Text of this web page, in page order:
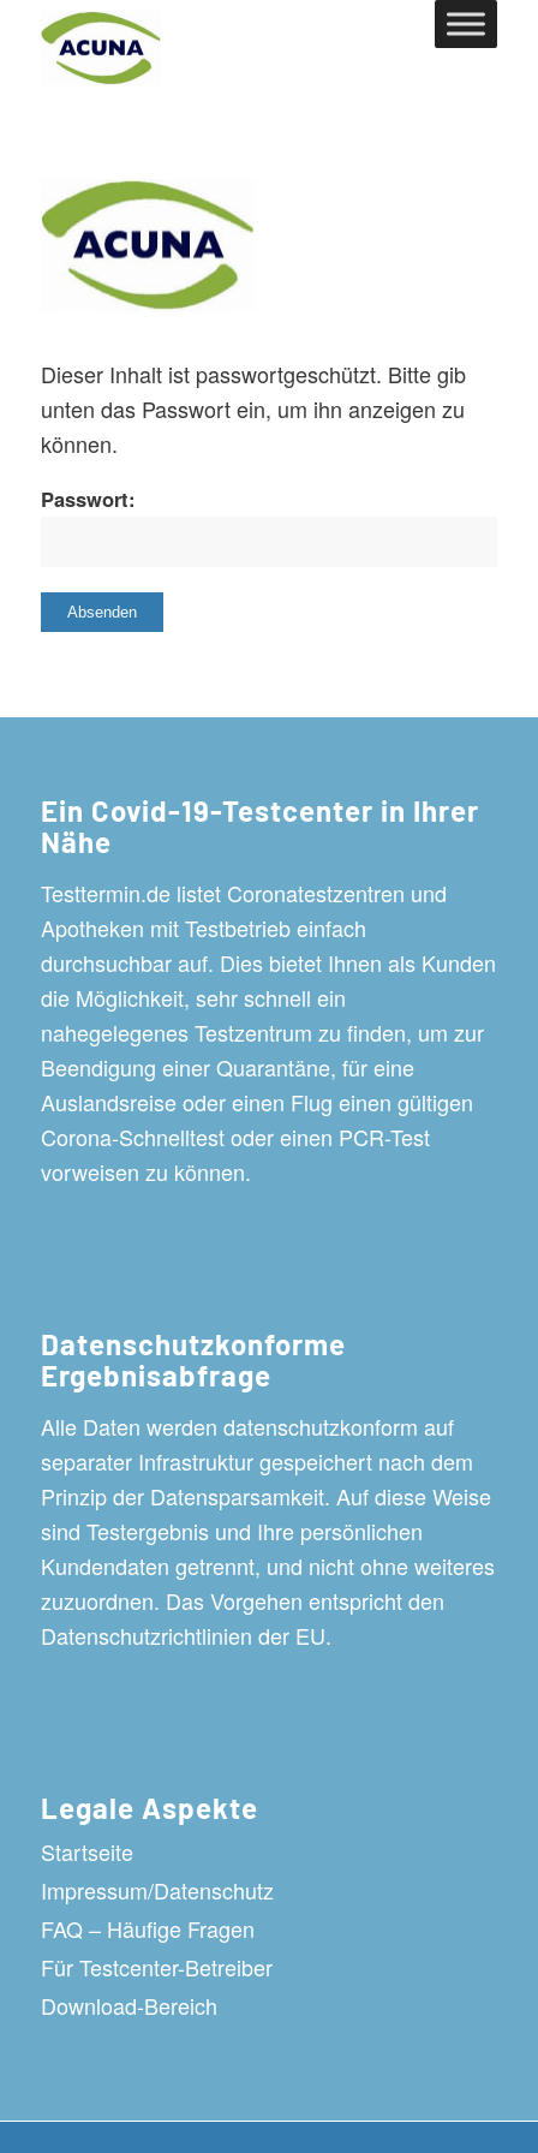
Dieser Inhalt ist passwortgeschützt. Bitte gib
unten das Passwort ein, um ihn anzeigen zu
können.
Passwort:
Ein Covid-19-Testcenter in Ihrer
Nähe
Testtermin.de listet Coronatestzentren und
Apotheken mit Testbetrieb einfach
durchsuchbar auf. Dies bietet Ihnen als Kunden
die Möglichkeit, sehr schnell ein
nahegelegenes Testzentrum zu finden, um zur
Beendigung einer Quarantäne, für eine
Auslandsreise oder einen Flug einen gültigen
Corona-Schnelltest oder einen PCR-Test
vorweisen zu können.
Datenschutzkonforme
Ergebnisabfrage
Alle Daten werden datenschutzkonform auf
separater Infrastruktur gespeichert nach dem
Prinzip der Datensparsamkeit. Auf diese Weise
sind Testergebnis und Ihre persönlichen
Kundendaten getrennt, und nicht ohne weiteres
zuzuordnen. Das Vorgehen entspricht den
Datenschutzrichtlinien der EU.
Legale Aspekte
Startseite
Impressum/Datenschutz
FAQ – Häufige Fragen
Für Testcenter-Betreiber
Download-Bereich